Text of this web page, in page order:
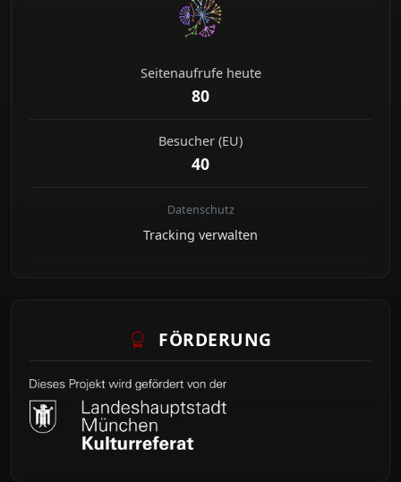
Seitenaufrufe heute
80
Besucher (EU)
40
Datenschutz
Tracking verwalten
FÖRDERUNG